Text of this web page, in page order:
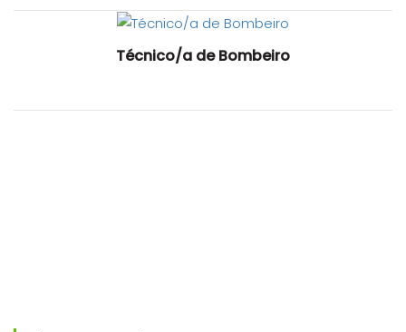
Técnico/a de Bombeiro